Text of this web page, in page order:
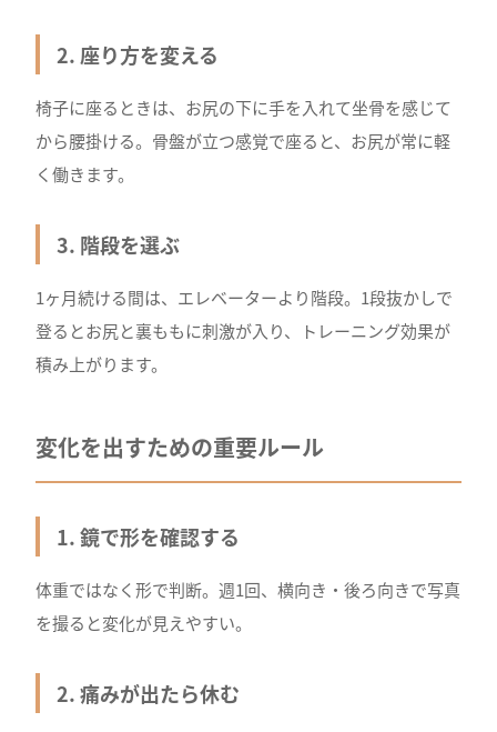
2. 座り方を変える
椅子に座るときは、お尻の下に手を入れて坐骨を感じて
から腰掛ける。骨盤が立つ感覚で座ると、お尻が常に軽
く働きます。
3. 階段を選ぶ
1ヶ月続ける間は、エレベーターより階段。1段抜かしで
登るとお尻と裏ももに刺激が入り、トレーニング効果が
積み上がります。
変化を出すための重要ルール
1. 鏡で形を確認する
体重ではなく形で判断。週1回、横向き・後ろ向きで写真
を撮ると変化が見えやすい。
2. 痛みが出たら休む